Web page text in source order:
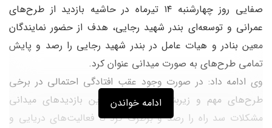
صفایی روز چهارشنبه ۱۴ تیرماه در حاشیه بازدید از طرح‌های
عمرانی و توسعه‌ای بندر شهید رجایی، هدف از حضور نمایندگان
معین بنادر و هیات عامل در بندر شهید رجایی را رصد و پایش
تمامی طرح‌های به صورت میدانی عنوان کرد.
وی ادامه داد: در صورت وجود عقب افتادگی احتمالی در برخی
طرح‌های مهم و زیربنایی، می‌توان با این بازدیدهای میدانی
مشکلات سد راه را رصد و برطرف کرد تا فعالیت‌های دریایی و
ادامه خواندن